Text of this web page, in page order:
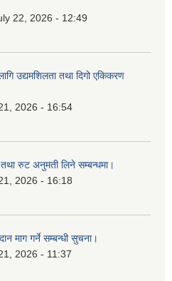
22, 2026 - 12:49
उद्यमशिलता तथा दिगो एकिकरण
2026 - 16:54
रुट अनुमती लिने सम्बन्धमा।
2026 - 16:18
माग गर्ने सम्बन्धी सुचना।
2026 - 11:37